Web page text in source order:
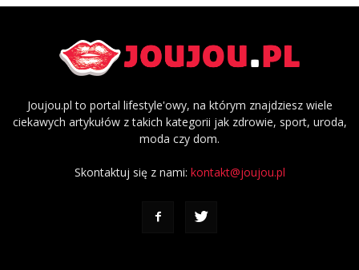
Joujou.pl to portal lifestyle'owy, na którym znajdziesz wiele
ciekawych artykułów z takich kategorii jak zdrowie, sport, uroda,
moda czy dom.
Skontaktuj się z nami: kontakt@joujou.pl